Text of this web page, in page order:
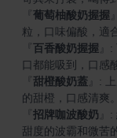
葡萄柚酸奶握握
百香酸奶握握
:
甜橙酸奶蓋
:
招牌咖波酸奶
:
甜度的波霸和微苦